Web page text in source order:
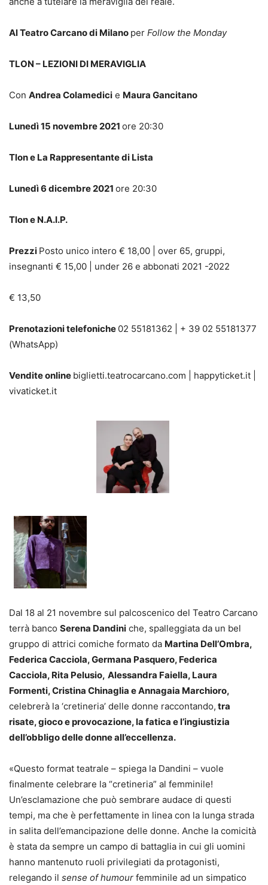
Al Teatro Carcano di Milano per Follow the Monday
TLON – LEZIONI DI MERAVIGLIA
Con Andrea Colamedici e Maura Gancitano
Lunedì 15 novembre 2021 ore 20:30
Tlon e La Rappresentante di Lista
Lunedì 6 dicembre 2021 ore 20:30
Tlon e N.A.I.P.
Prezzi Posto unico intero € 18,00 | over 65, gruppi,
insegnanti € 15,00 | under 26 e abbonati 2021 -2022
€ 13,50
Prenotazioni telefoniche 02 55181362 | + 39 02 55181377
(WhatsApp)
Vendite online biglietti.teatrocarcano.com | happyticket.it |
vivaticket.it
Dal 18 al 21 novembre sul palcoscenico del Teatro Carcano
terrà banco Serena Dandini che, spalleggiata da un bel
gruppo di attrici comiche formato da Martina Dell’Ombra,
Federica Cacciola, Germana Pasquero, Federica
Cacciola, Rita Pelusio, Alessandra Faiella, Laura
Formenti, Cristina Chinaglia e Annagaia Marchioro,
celebrerà la ‘cretineria’ delle donne raccontando, tra
risate, gioco e provocazione, la fatica e l’ingiustizia
dell’obbligo delle donne all’eccellenza.
«Questo format teatrale – spiega la Dandini – vuole
finalmente celebrare la “cretineria” al femminile!
Un’esclamazione che può sembrare audace di questi
tempi, ma che è perfettamente in linea con la lunga strada
in salita dell’emancipazione delle donne. Anche la comicità
è stata da sempre un campo di battaglia in cui gli uomini
hanno mantenuto ruoli privilegiati da protagonisti,
relegando il sense of humour femminile ad un simpatico